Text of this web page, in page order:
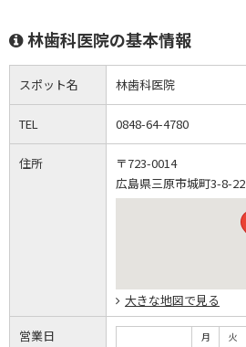
林歯科医院の基本情報
スポット名 林歯科医院
TEL 0848-64-4780
住所
〒723-0014
広島県三原市城町3-8-22
大きな地図で見る
営業日 月 火